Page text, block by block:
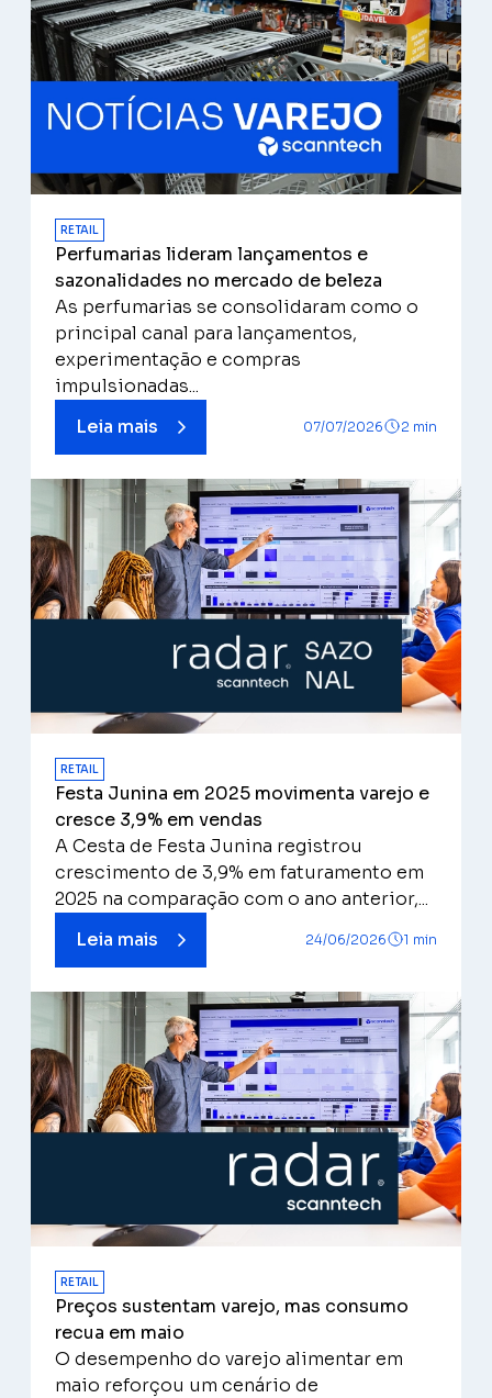
RETAIL
Perfumarias lideram lançamentos e
sazonalidades no mercado de beleza
As perfumarias se consolidaram como o
principal canal para lançamentos,
experimentação e compras
impulsionadas...
Leia mais
07/07/2026 2 min
RETAIL
Festa Junina em 2025 movimenta varejo e
cresce 3,9% em vendas
A Cesta de Festa Junina registrou
crescimento de 3,9% em faturamento em
2025 na comparação com o ano anterior,...
Leia mais
24/06/2026 1 min
RETAIL
Preços sustentam varejo, mas consumo
recua em maio
O desempenho do varejo alimentar em
maio reforçou um cenário de